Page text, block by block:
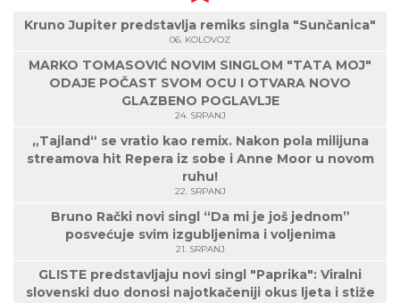
Kruno Jupiter predstavlja remiks singla "Sunčanica"
06. KOLOVOZ
MARKO TOMASOVIĆ NOVIM SINGLOM "TATA MOJ"
ODAJE POČAST SVOM OCU I OTVARA NOVO
GLAZBENO POGLAVLJE
24. SRPANJ
„Tajland“ se vratio kao remix. Nakon pola milijuna
streamova hit Repera iz sobe i Anne Moor u novom
ruhu!
22. SRPANJ
Bruno Rački novi singl “Da mi je još jednom”
posvećuje svim izgubljenima i voljenima
21. SRPANJ
GLISTE predstavljaju novi singl "Paprika": Viralni
slovenski duo donosi najotkačeniji okus ljeta i stiže